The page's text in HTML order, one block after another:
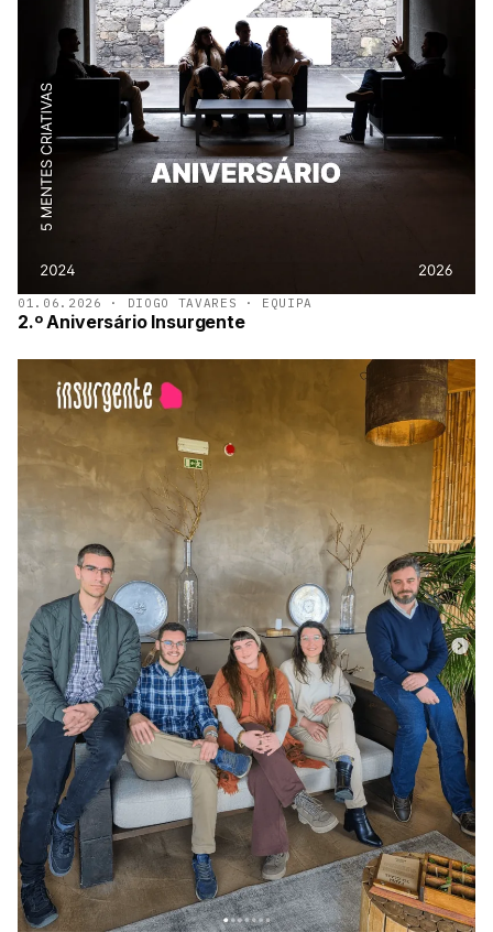
01.06.2026 · DIOGO TAVARES · EQUIPA
2.º Aniversário Insurgente